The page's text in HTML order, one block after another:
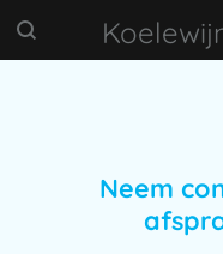
Ga
Neem